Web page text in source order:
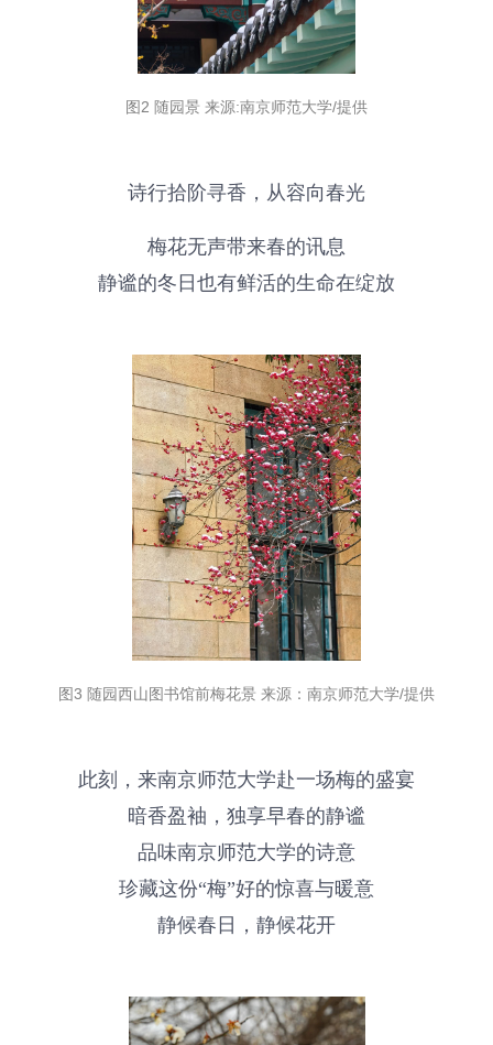
图2 随园景 来源:南京师范大学/提供
诗行拾阶寻香，从容向春光
梅花无声带来春的讯息
静谧的冬日也有鲜活的生命在绽放
图3 随园西山图书馆前梅花景 来源：南京师范大学/提供
此刻，来南京师范大学赴一场梅的盛宴
暗香盈袖，独享早春的静谧
品味南京师范大学的诗意
珍藏这份“梅”好的惊喜与暖意
静候春日，静候花开